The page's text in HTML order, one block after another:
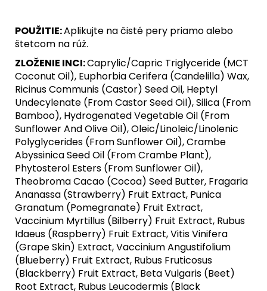
POUŽITIE:Aplikujte na čisté pery priamo alebo
štetcom na rúž.
ZLOŽENIE INCI:Caprylic/Capric Triglyceride (MCT
Coconut Oil), Euphorbia Cerifera (Candelilla) Wax,
Ricinus Communis (Castor) Seed Oil, Heptyl
Undecylenate (From Castor Seed Oil), Silica (From
Bamboo), Hydrogenated Vegetable Oil (From
Sunflower And Olive Oil), Oleic/Linoleic/Linolenic
Polyglycerides (From Sunflower Oil), Crambe
Abyssinica Seed Oil (From Crambe Plant),
Phytosterol Esters (From Sunflower Oil),
Theobroma Cacao (Cocoa) Seed Butter, Fragaria
Ananassa (Strawberry) Fruit Extract, Punica
Granatum (Pomegranate) Fruit Extract,
Vaccinium Myrtillus (Bilberry) Fruit Extract, Rubus
Idaeus (Raspberry) Fruit Extract, Vitis Vinifera
(Grape Skin) Extract, Vaccinium Angustifolium
(Blueberry) Fruit Extract, Rubus Fruticosus
(Blackberry) Fruit Extract, Beta Vulgaris (Beet)
Root Extract, Rubus Leucodermis (Black